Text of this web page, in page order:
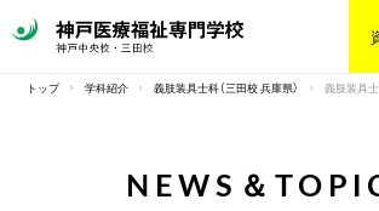
トップ 学科紹介 義肢装具士科（三田校 兵庫県） 義肢装具
NEWS＆